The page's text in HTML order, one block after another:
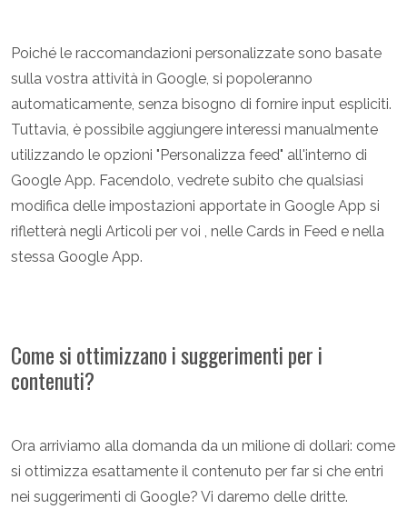
Poiché le raccomandazioni personalizzate sono basate
sulla vostra attività in Google, si popoleranno
automaticamente, senza bisogno di fornire input espliciti.
Tuttavia, è possibile aggiungere interessi manualmente
utilizzando le opzioni "Personalizza feed" all'interno di
Google App. Facendolo, vedrete subito che qualsiasi
modifica delle impostazioni apportate in Google App si
rifletterà negli Articoli per voi , nelle Cards in Feed e nella
stessa Google App.
Come si ottimizzano i suggerimenti per i
contenuti?
Ora arriviamo alla domanda da un milione di dollari: come
si ottimizza esattamente il contenuto per far si che entri
nei suggerimenti di Google? Vi daremo delle dritte.